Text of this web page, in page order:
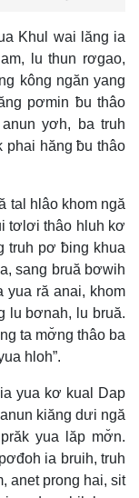
Khul wai lăng ia
lu thun rơgao,
kông ngăn yang
pơmin ƀu thâo
yơh, ba truh
phai hăng ƀu thâo
tal hlâo khom ngă
tơlơi thâo hluh kơ
truh pơ ƀing khua
sang bruă bơwih
yua ră anai, khom
lu bơnah, lu bruă.
ta mơ̆ng thâo ba
hloh”.
yua kơ kual Dap
kiăng dưi ngă
yua lăp mơ̆n.
ia bruih, truh
anet prong hai, sit